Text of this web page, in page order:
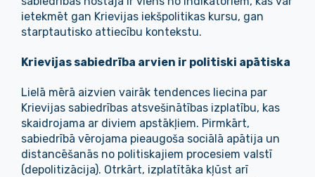
ietekmēt gan Krievijas iekšpolitikas kursu, gan
starptautisko attiecību kontekstu.
Krievijas sabiedrība arvien ir politiski apātiska
Lielā mērā aizvien vairāk tendences liecina par
Krievijas sabiedrības atsvešinātības izplatību, kas
skaidrojama ar diviem apstākļiem. Pirmkārt,
sabiedrībā vērojama pieaugoša sociālā apātija un
distancēšanās no politiskajiem procesiem valstī
(depolitizācija). Otrkārt, izplatītāka kļūst arī